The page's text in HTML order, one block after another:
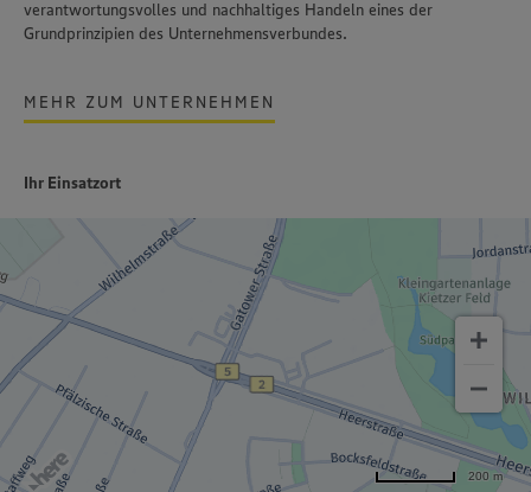
verantwortungsvolles und nachhaltiges Handeln eines der
Grundprinzipien des Unternehmensverbundes.
MEHR ZUM UNTERNEHMEN
Ihr Einsatzort
200 m